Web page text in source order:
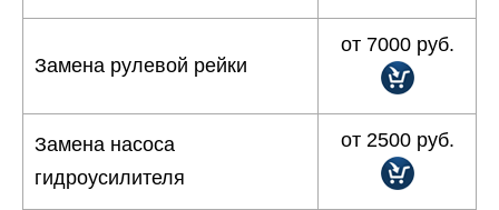
Замена рулевой рейки
от 7000 руб.
Замена насоса
гидроусилителя
от 2500 руб.